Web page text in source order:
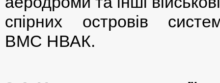
спірних островів
ВМС НВАК.